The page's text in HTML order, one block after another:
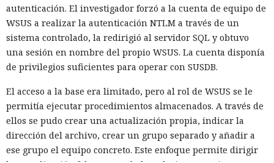
autenticación. El investigador forzó a la cuenta de equipo de
WSUS a realizar la autenticación NTLM a través de un
sistema controlado, la redirigió al servidor SQL y obtuvo
una sesión en nombre del propio WSUS. La cuenta disponía
de privilegios suficientes para operar con SUSDB.
El acceso a la base era limitado, pero al rol de WSUS se le
permitía ejecutar procedimientos almacenados. A través de
ellos se pudo crear una actualización propia, indicar la
dirección del archivo, crear un grupo separado y añadir a
ese grupo el equipo concreto. Este enfoque permite dirigir